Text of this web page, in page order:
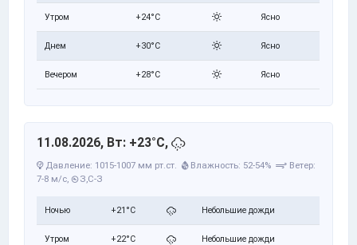
Утром +24°C Ясно
Днем +30°C Ясно
Вечером +28°C Ясно
11.08.2026, Вт: +23°C,
Давление: 1015-1007 мм рт.ст. Влажность: 52-54%
Ветер:
7-8 м/с,
З,С-З
Ночью +21°C Небольшие дожди
Утром +22°C Небольшие дожди